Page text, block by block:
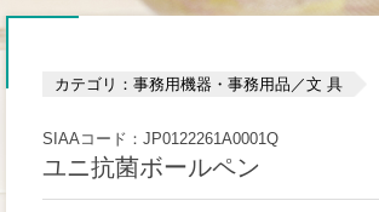
カテゴリ：事務用機器・事務用品／文 具
SIAAコード：JP0122261A0001Q
ユニ抗菌ボールペン